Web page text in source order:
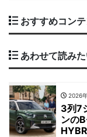
おすすめコン
あわせて読みた
2026
3列7
ンの